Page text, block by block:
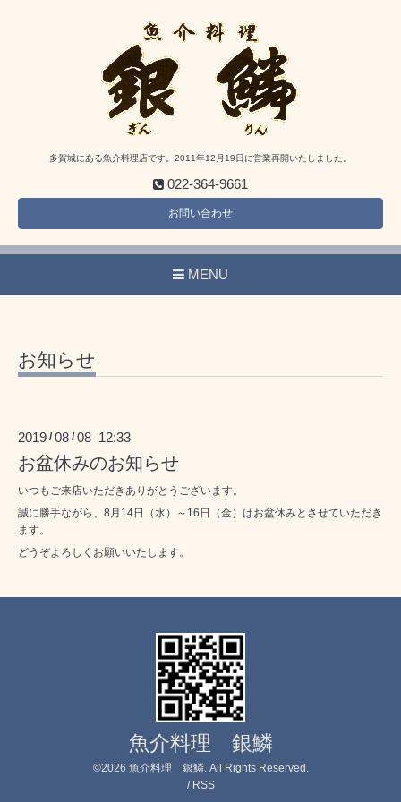
多賀城にある魚介料理店です。2011年12月19日に営業再開いたしました。
022-364-9661
お問い合わせ
MENU
お知らせ
2019 /08 /08 12:33
お盆休みのお知らせ
いつもご来店いただきありがとうございます。
誠に勝手ながら、8月14日（水）～16日（金）はお盆休みとさせていただき
ます。
どうぞよろしくお願いいたします。
魚介料理 銀鱗
©2026 魚介料理 銀鱗. All Rights Reserved.
/ RSS